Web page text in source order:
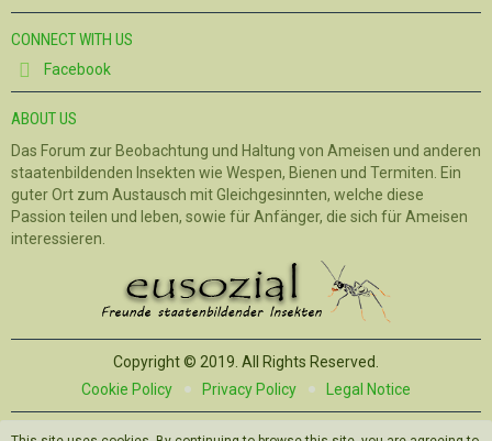
CONNECT WITH US
Facebook
ABOUT US
Das Forum zur Beobachtung und Haltung von Ameisen und anderen
staatenbildenden Insekten wie Wespen, Bienen und Termiten. Ein
guter Ort zum Austausch mit Gleichgesinnten, welche diese
Passion teilen und leben, sowie für Anfänger, die sich für Ameisen
interessieren.
Copyright © 2019. All Rights Reserved.
Cookie Policy
Privacy Policy Legal Notice
Privacy Policy Legal Notice